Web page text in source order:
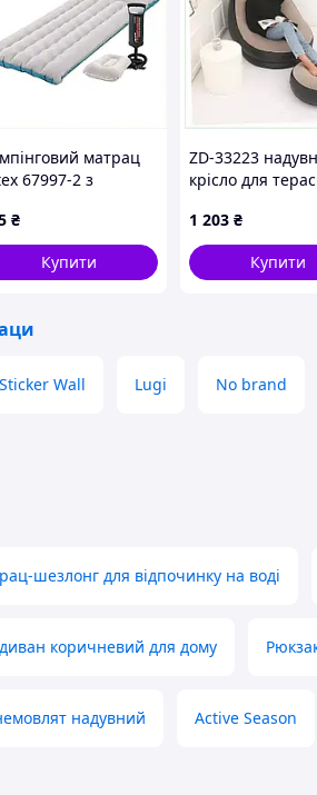
матрац
67997-2 з
₴
Купити
ZD-33223
крісло для
1 203 ₴
Купити
Sticker Wall Lugi No brand
шезлонг для відпочинку на воді
коричневий для дому
надувний Active Season